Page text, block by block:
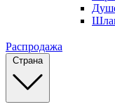
Распродажа
Страна